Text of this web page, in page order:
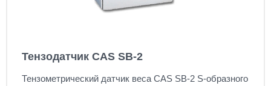
Тензодатчик CAS SB-2
Тензометрический датчик веса CAS SB-2 S-образного